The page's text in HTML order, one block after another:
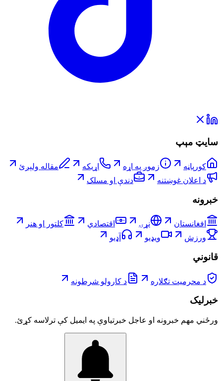
سایټ مېپ
کورپاڼه زموږ په اړه اړیکه
مقاله ولېږئ
د اعلان غوښتنه
دندې او مسلک
خبرونه
افغانستان نړۍ اقتصادي
کلتور او هنر
ورزش
ویډیو آډیو
قانوني
د محرمیت تګلاره د کارولو شرطونه
خبرلیک
ورځني مهم خبرونه او عاجل خبرتیاوې په ایمیل کې ترلاسه کړئ.